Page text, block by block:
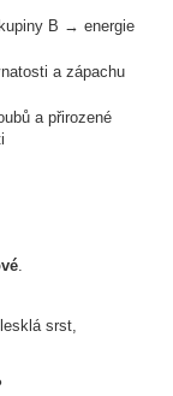
B → energie
a zápachu
a přirozené
.
srst,